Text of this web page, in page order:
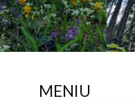
MENIU